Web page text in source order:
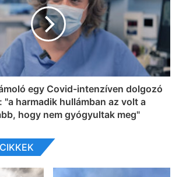
egy Covid-intenzíven dolgozó
harmadik hullámban az volt a
hogy nem gyógyultak meg"